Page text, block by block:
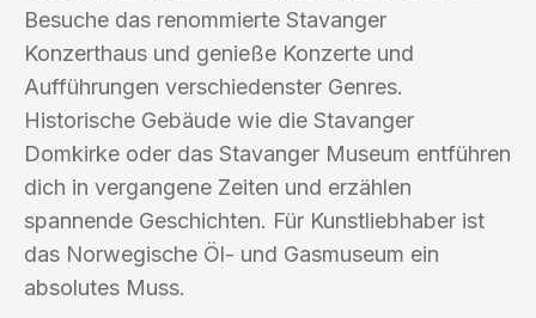
Besuche das renommierte Stavanger
Konzerthaus und genieße Konzerte und
Aufführungen verschiedenster Genres.
Historische Gebäude wie die Stavanger
Domkirke oder das Stavanger Museum entführen
dich in vergangene Zeiten und erzählen
spannende Geschichten. Für Kunstliebhaber ist
das Norwegische Öl- und Gasmuseum ein
absolutes Muss.